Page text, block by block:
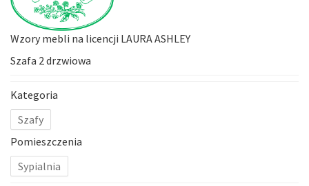
Wzory mebli na licencji LAURA ASHLEY
Szafa 2 drzwiowa
Kategoria
Szafy
Pomieszczenia
Sypialnia